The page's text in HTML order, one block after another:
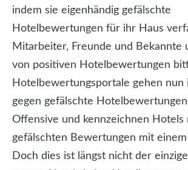
indem sie eigenhändig gefälschte
Hotelbewertungen für ihr Haus
Mitarbeiter, Freunde und Bekannte
von positiven Hotelbewertungen
Hotelbewertungsportale gehen nun
gegen gefälschte
Offensive und kennzeichnen Hotels
gefälschten Bewertungen mit
Doch dies ist längst nicht der